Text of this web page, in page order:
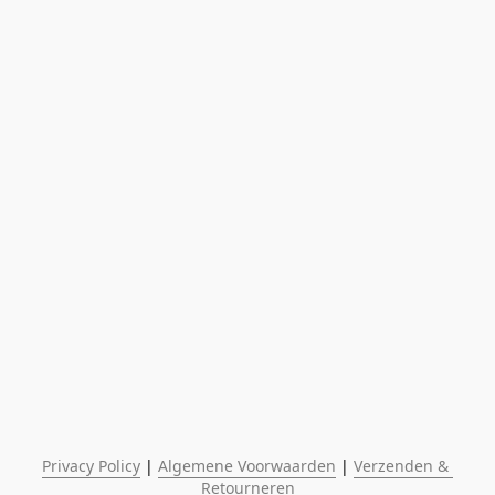
Privacy Policy | Algemene Voorwaarden | Verzenden &
Retourneren